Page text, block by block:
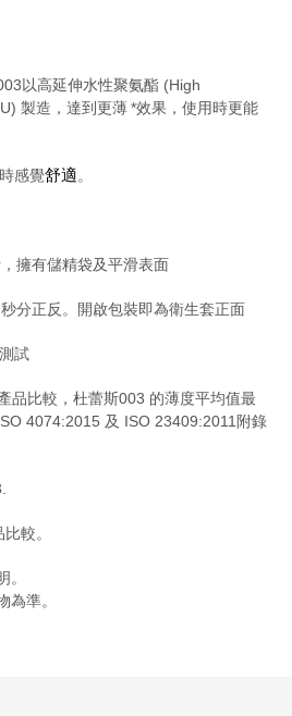
以高延伸水性聚氨酯 (High
製造，達到更薄*效果，使用時更能
感覺舒適。
擁有儲精袋及平滑表面
分正反。開啟包裝即為衛生套正面
試
品比較，杜蕾斯003 的薄度平均值最
4074:2015 及 ISO 23409:2011附錄
較。
。
為準。